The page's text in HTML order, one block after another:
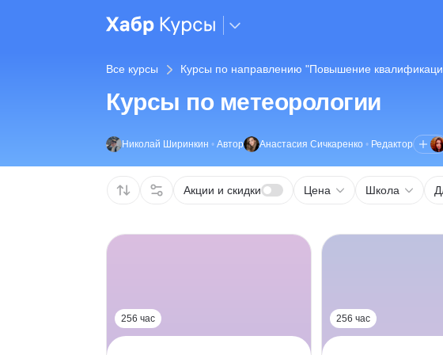
Все курсы Курсы по направлению "Повышение
Курсы по метеорологии
Николай Ширинкин • Автор Анастасия Сичкаренко • Редактор
Акции и скидки Цена Школа
256 час 256 час